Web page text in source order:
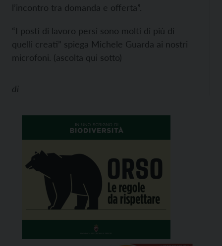
l’incontro tra domanda e offerta”.
“I posti di lavoro persi sono molti di più di
quelli creati” spiega Michele Guarda ai nostri
microfoni. (ascolta qui sotto)
di